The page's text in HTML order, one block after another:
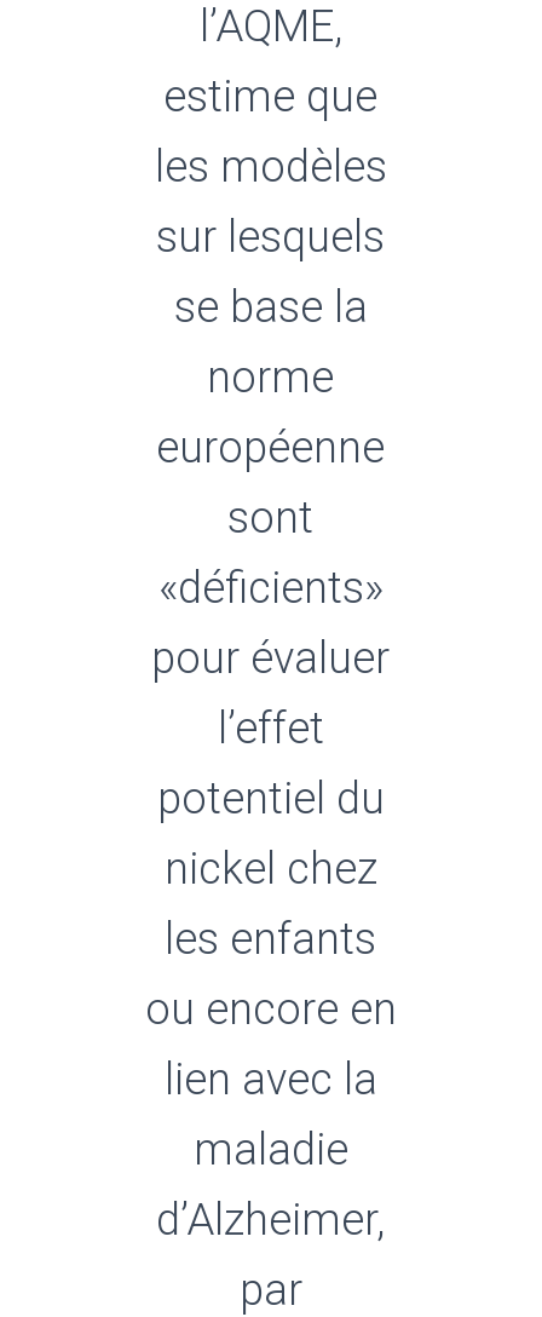
l’AQME,
estime que
les modèles
sur lesquels
se base la
norme
européenne
sont
«déficients»
pour évaluer
l’effet
potentiel du
nickel chez
les enfants
ou encore en
lien avec la
maladie
d’Alzheimer,
par